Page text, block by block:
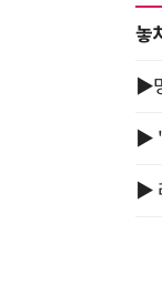
놓
▶
▶
▶